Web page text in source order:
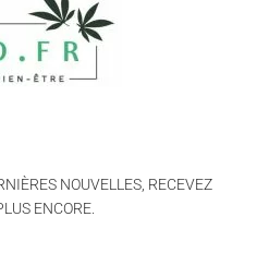
NOUVELLES, RECEVEZ
ENCORE.